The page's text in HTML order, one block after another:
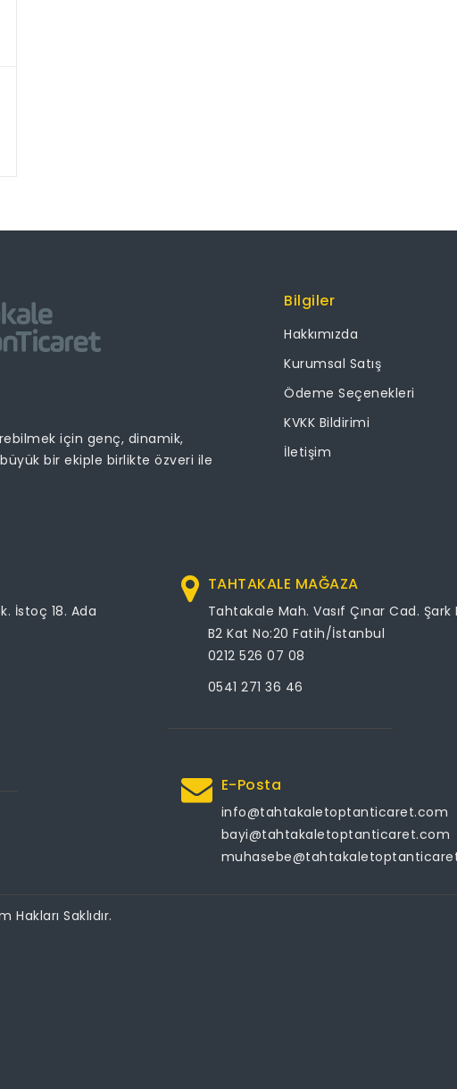
için genç, dinamik,
bir ekiple birlikte özveri ile
Bilgiler
Hakkımızda
Kurumsal Satış
Ödeme Seçenekleri
KVKK Bildirimi
İletişim
İstoç 18. Ada
TAHTAKALE MAĞAZA
Tahtakale Mah. Vasıf Çınar Cad. Şark
B2 Kat No:20 Fatih/İstanbul
0212 526 07 08
0541 271 36 46
E-Posta
info@tahtakaletoptanticaret.com
bayi@tahtakaletoptanticaret.com
Saklıdır.